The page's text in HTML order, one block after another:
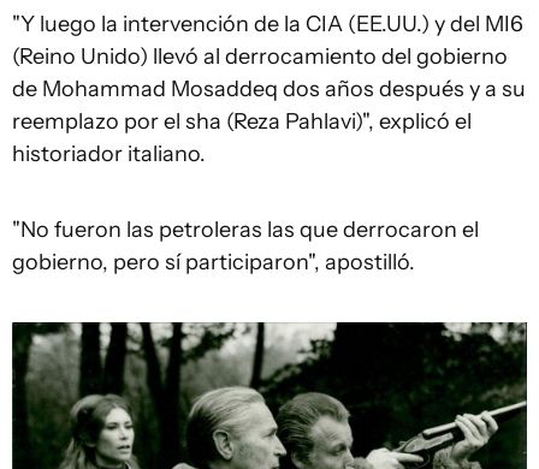
"Y luego la intervención de la CIA (EE.UU.) y del MI6
(Reino Unido) llevó al derrocamiento del gobierno
de Mohammad Mosaddeq dos años después y a su
reemplazo por el sha (Reza Pahlavi)", explicó el
historiador italiano.
"No fueron las petroleras las que derrocaron el
gobierno, pero sí participaron", apostilló.